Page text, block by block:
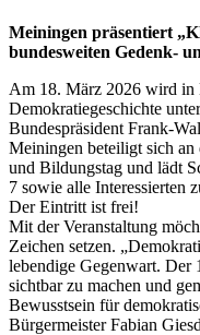
Meiningen präsentiert
bundesweiten Gedenk-
Am 18. März 2026 wird in
Demokratiegeschichte
Bundespräsident Frank-
Meiningen beteiligt sich an
und Bildungstag und lädt
7 sowie alle Interessierten
Der Eintritt ist frei!
Mit der Veranstaltung
Zeichen setzen.
lebendige Gegenwart. Der
sichtbar zu machen und
Bewusstsein für
Bürgermeister Fabian